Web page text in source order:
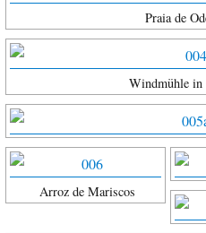
Praia de
Windmühle in
Arroz de Mariscos